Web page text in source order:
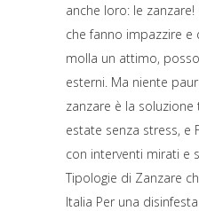
anche loro: le
che fanno impazzire
molla un attimo,
esterni. Ma niente
zanzare è la
estate senza stress, e
con interventi mirati e
Tipologie di Zanzare
Italia Per una